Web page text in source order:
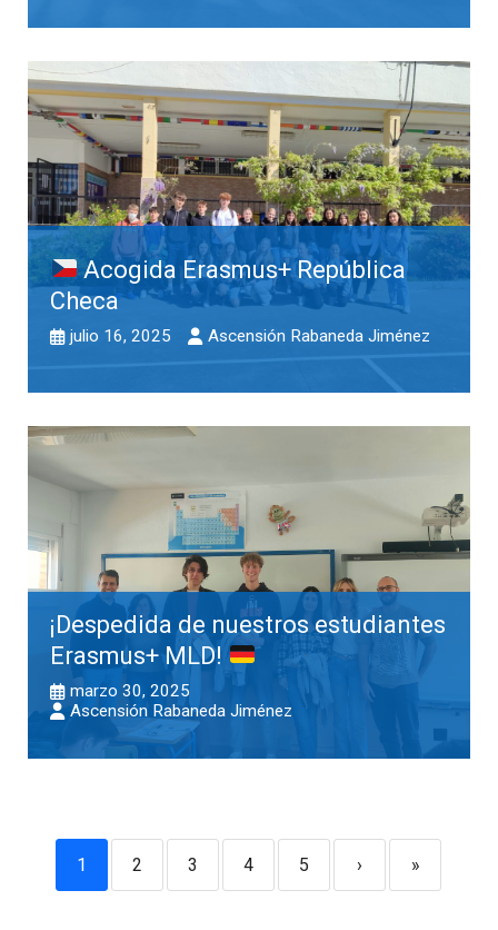
Acogida Erasmus+ República
Checa
julio 16, 2025 Ascensión Rabaneda Jiménez
¡Despedida de nuestros estudiantes
Erasmus+ MLD!
marzo 30, 2025
Ascensión Rabaneda Jiménez
1 2 3 4 5 › »